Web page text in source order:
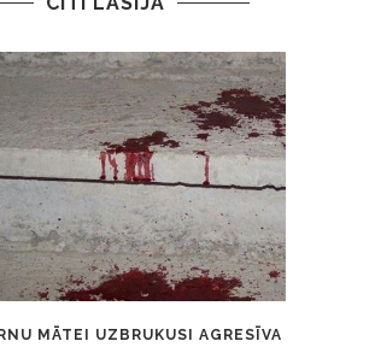
MĀTEI UZBRUKUSI AGRESĪVA